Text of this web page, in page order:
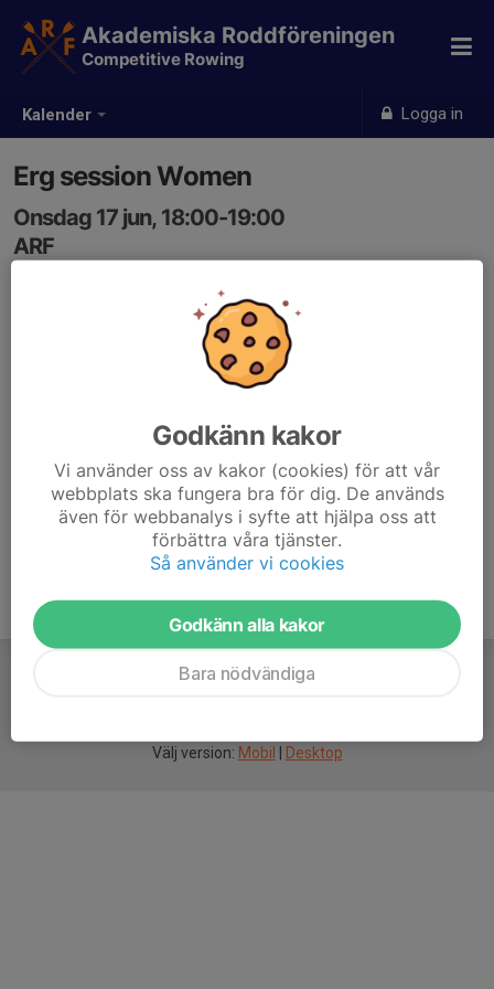
Kalender Logga in
Akademiska Roddföreningen
Competitive Rowing
Erg session Women
Onsdag 17 jun, 18:00-19:00
ARF
Välj version: Mobil Desktop
Godkänn kakor
Vi använder oss av kakor (cookies) för att vår
webbplats ska fungera bra för dig. De används
även för webbanalys i syfte att hjälpa oss att
förbättra våra tjänster.
Så använder vi cookies
Godkänn alla kakor
Bara nödvändiga